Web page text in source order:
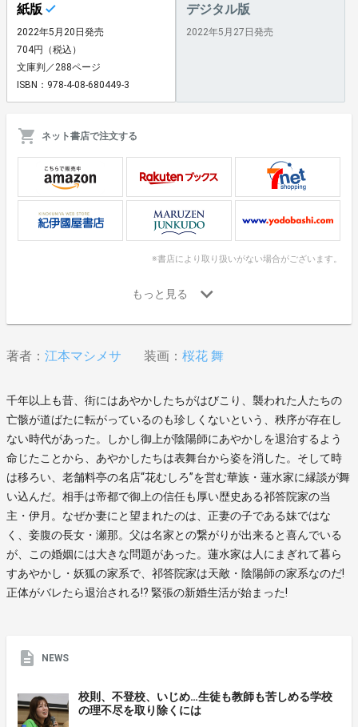
紙版
2022年5月20日発売
704円（税込）
文庫判／288ページ
ISBN：978-4-08-680449-3
デジタル版
2022年5月27日発売
ネット書店で注文する
※書店により取り扱いがない場合がございます。
著者： 江本マシメサ 装画： 桜花 舞
千年以上も昔、街にはあやかしたちがはびこり、襲われた人たちの
亡骸が道ばたに転がっているのも珍しくないという、秩序が存在し
ない時代があった。しかし御上が陰陽師にあやかしを退治するよう
命じたことから、あやかしたちは表舞台から姿を消した。そして時
は移ろい、老舗料亭の名店“花むしろ”を営む華族・蓮水家に縁談が舞
い込んだ。相手は帝都で御上の信任も厚い歴史ある祁答院家の当
主・伊月。なぜか妻にと望まれたのは、正妻の子である妹ではな
く、妾腹の長女・瀬那。父は名家との繋がりが出来ると喜んでいる
が、この婚姻には大きな問題があった。蓮水家は人にまぎれて暮ら
すあやかし・妖狐の家系で、祁答院家は天敵・陰陽師の家系なのだ!
正体がバレたら退治される!? 緊張の新婚生活が始まった!
NEWS
校則、不登校、いじめ…生徒も教師も苦しめる学校
の理不尽を取り除くには